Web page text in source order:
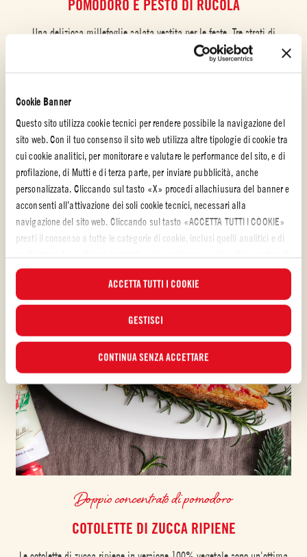
Cookie Banner
Questo sito utilizza cookie tecnici per rendere possibile la navigazione del
sito web. Con il tuo consenso il sito web utilizza altre tipologie di cookie tra
cui cookie analitici, per monitorare e valutare le performance del sito, e di
profilazione, di Mutti e di terza parte, per inviare pubblicità, anche
personalizzata. Cliccando sul tasto «X» procedi allachiusura del banner e
acconsenti all’attivazione dei soli cookie tecnici, necessari alla
navigazione del sito web. Cliccando sul tasto «ACCETTA TUTTI I COOKIE»
presti il consenso a tutte le categorie di cookie, inclusi quelli analitici e di
consenso e visualizzare l’elenco aggiornato dei cookie attraverso il
pulsante “GESTISCI”. Per maggiori informazioni, ti invitiamo a leggere la
nostraCookie Policy.
ACCETTA TUTTI I COOKIE
GESTISCI
CONTINUA SENZA ACCETTARE
POMODORO E PESTO DI RUCOLA
Una deliziosa millefoglie salata vestita per le feste. Tre strati di
croccante pasta sfoglia che accolgono tanti ciuffetti di gustosa crema
di ricotta al pomodoro alternati ad un profumato pesto di rucola e
menta. Una ricetta 100% vegetale elegante e creativa perfetta per le
45 minuti FACILE
Doppio concentrato di pomodoro
COTOLETTE DI ZUCCA RIPIENE